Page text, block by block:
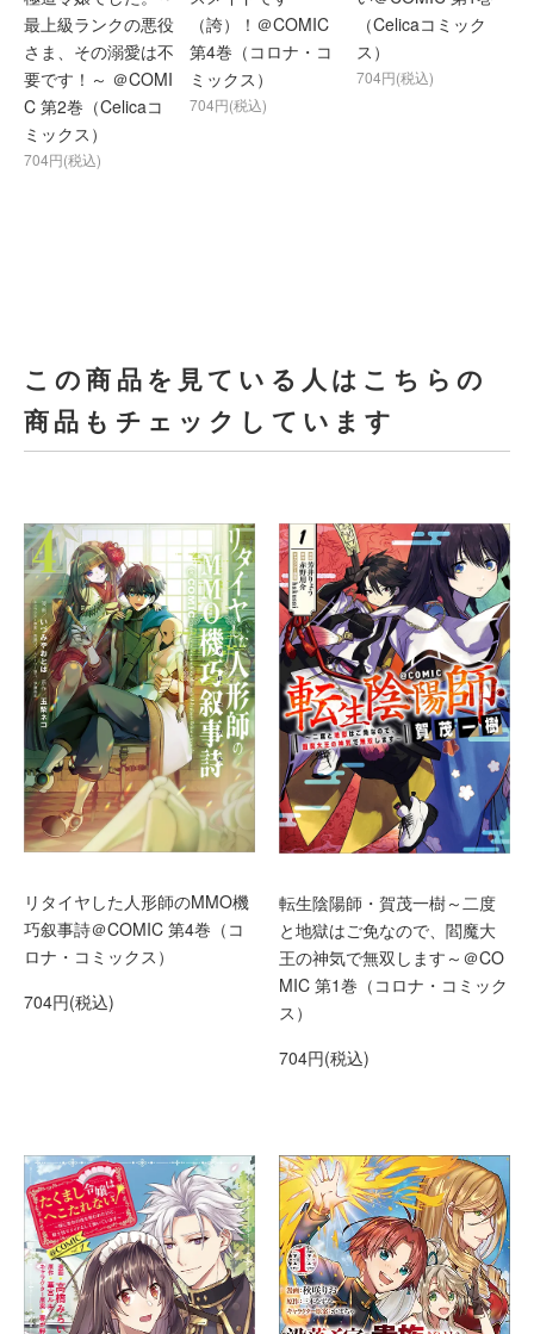
最上級ランクの悪役
さま、その溺愛は不
要です！～ ＠COMI
C 第2巻（Celicaコ
ミックス）
704円(税込)
（誇）！＠COMIC
第4巻（コロナ・コ
ミックス）
704円(税込)
（Celicaコミック
ス）
704円(税込)
この商品を見ている人はこちらの
商品もチェックしています
リタイヤした人形師のMMO機
巧叙事詩＠COMIC 第4巻（コ
ロナ・コミックス）
704円(税込)
転生陰陽師・賀茂一樹～二度
と地獄はご免なので、閻魔大
王の神気で無双します～＠CO
MIC 第1巻（コロナ・コミック
ス）
704円(税込)